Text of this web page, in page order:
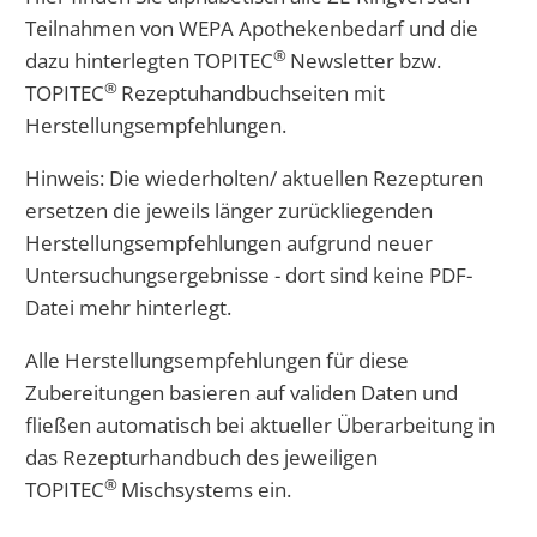
Teilnahmen von WEPA Apothekenbedarf und die
dazu hinterlegten TOPITEC® Newsletter bzw.
TOPITEC® Rezeptuhandbuchseiten mit
Herstellungsempfehlungen.
Hinweis: Die wiederholten/ aktuellen Rezepturen
ersetzen die jeweils länger zurückliegenden
Herstellungsempfehlungen aufgrund neuer
Untersuchungsergebnisse - dort sind keine PDF-
Datei mehr hinterlegt.
Alle Herstellungsempfehlungen für diese
Zubereitungen basieren auf validen Daten und
fließen automatisch bei aktueller Überarbeitung in
das Rezepturhandbuch des jeweiligen
TOPITEC® Mischsystems ein.